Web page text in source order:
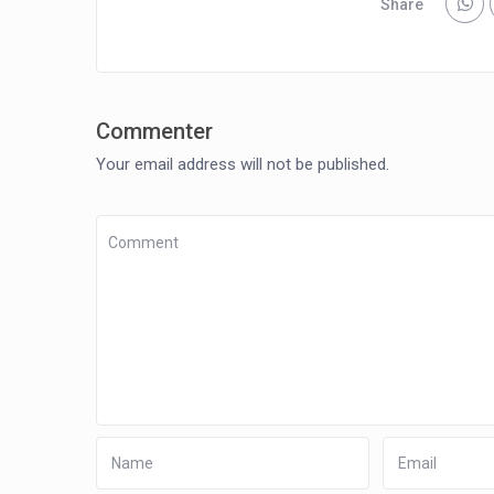
Share
Commenter
Your email address will not be published.